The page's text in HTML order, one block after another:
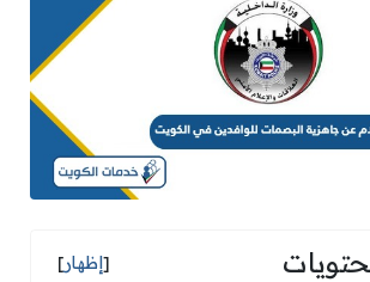
[إظهار]